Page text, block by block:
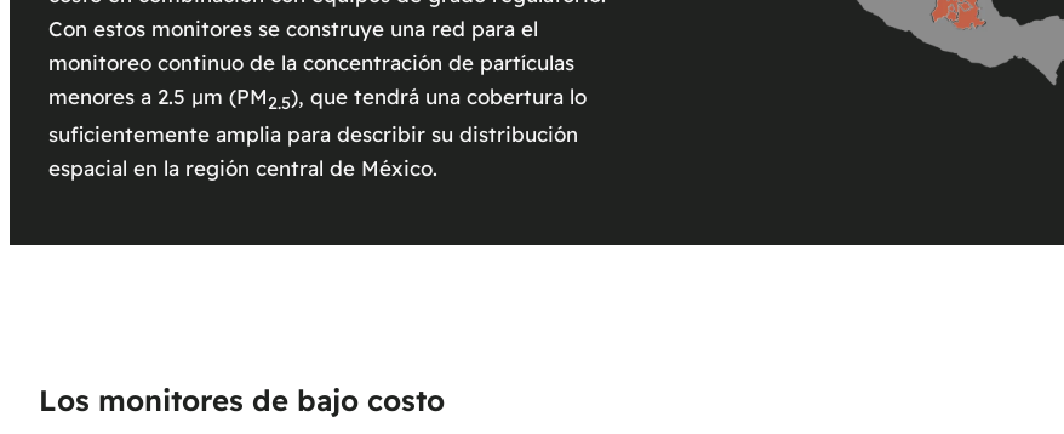
Con estos monitores se construye una red para el
monitoreo continuo de la concentración de partículas
menores a 2.5 µm (PM2.5), que tendrá una cobertura lo
suficientemente amplia para describir su distribución
espacial en la región central de México.
Los monitores de bajo costo